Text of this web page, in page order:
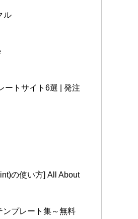
ル
ートサイト6選 | 発注
の使い方] All About
ンプレート集～無料